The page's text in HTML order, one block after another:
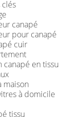
canapé
pour canapé
cuir
canapé en tissu
maison
à domicile
tissu